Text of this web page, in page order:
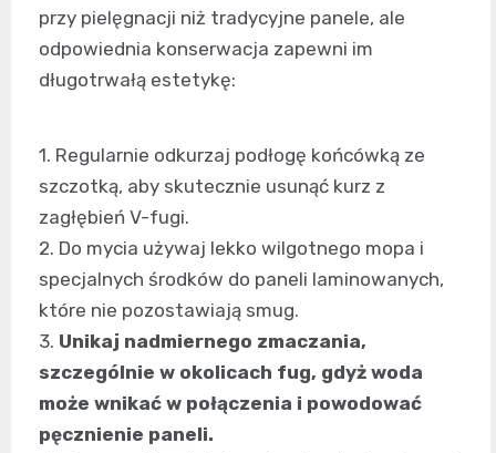
przy pielęgnacji niż tradycyjne panele, ale
odpowiednia konserwacja zapewni im
długotrwałą estetykę:
1. Regularnie odkurzaj podłogę końcówką ze
szczotką, aby skutecznie usunąć kurz z
zagłębień V-fugi.
2. Do mycia używaj lekko wilgotnego mopa i
specjalnych środków do paneli laminowanych,
które nie pozostawiają smug.
3. Unikaj nadmiernego zmaczania,
szczególnie w okolicach fug, gdyż woda
może wnikać w połączenia i powodować
pęcznienie paneli.